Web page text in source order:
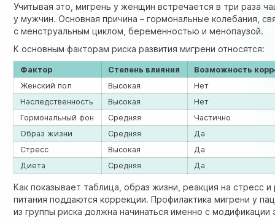
Учитывая это, мигрень у женщин встречается в три раза
у мужчин. Основная причина – гормональные колебания,
с менструальным циклом, беременностью и менопаузой.
К основным факторам риска развития мигрени относятся:
Фактор Степень влияния
Возможность
Женский пол
Высокая
Нет
Наследственность
Высокая
Нет
Гормональный фон
Средняя
Частично
Образ жизни
Средняя
Да
Стресс
Высокая
Да
Диета
Средняя Да
Как показывает таблица, образ жизни, реакция на стресс и
питания поддаются коррекции. Профилактика мигрени у
из группы риска должна начинаться именно с модификации